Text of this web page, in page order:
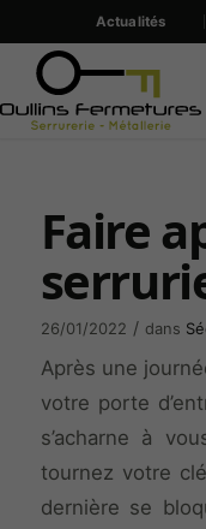
Actualités
Faire
26/01/2022 / dans
Après une
votre porte
s’acharne à
tournez votre
dernière se